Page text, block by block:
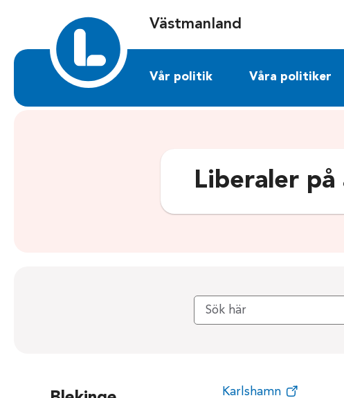
Västmanland
Vår politik Våra politiker
Liberaler
Karlshamn